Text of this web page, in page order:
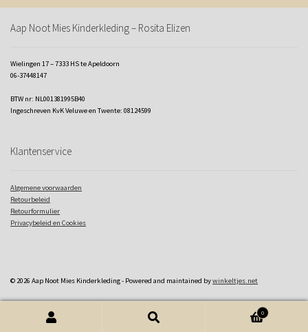
Aap Noot Mies Kinderkleding – Rosita Elizen
Wielingen 17 – 7333 HS te Apeldoorn
06-37448147
BTW nr: NL001381995B40
Ingeschreven KvK Veluwe en Twente: 08124599
Klantenservice
Algemene voorwaarden
Retourbeleid
Retourformulier
Privacybeleid en Cookies
© 2026 Aap Noot Mies Kinderkleding - Powered and maintained bywinkeltjes.net
0